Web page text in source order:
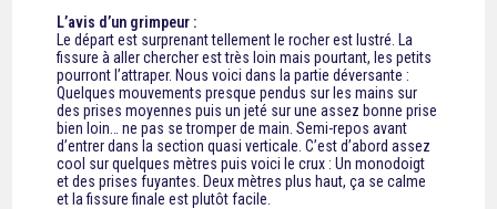
L’avis d’un grimpeur :
Le départ est surprenant tellement le rocher est lustré. La
fissure à aller chercher est très loin mais pourtant, les petits
pourront l’attraper. Nous voici dans la partie déversante :
Quelques mouvements presque pendus sur les mains sur
des prises moyennes puis un jeté sur une assez bonne prise
bien loin… ne pas se tromper de main. Semi-repos avant
d’entrer dans la section quasi verticale. C’est d’abord assez
cool sur quelques mètres puis voici le crux : Un monodoigt
et des prises fuyantes. Deux mètres plus haut, ça se calme
et la fissure finale est plutôt facile.